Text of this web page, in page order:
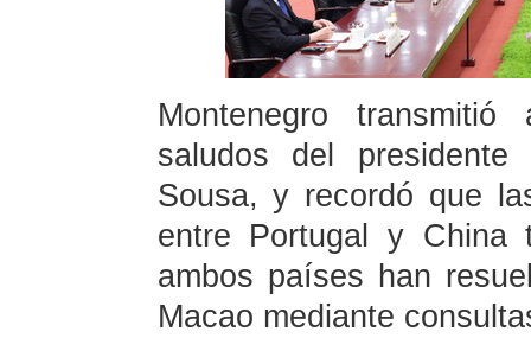
Montenegro
saludos del
Sousa, y recordó que
entre Portugal y China
ambos países han
Macao mediante